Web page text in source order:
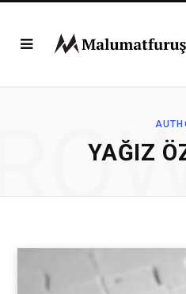
YAĞIZ